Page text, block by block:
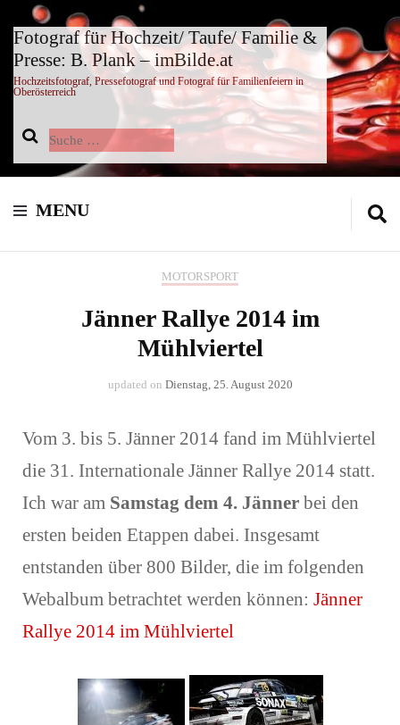
Fotograf für Hochzeit/ Taufe/ Familie &
Presse: B. Plank – imBilde.at
Hochzeitsfotograf, Pressefotograf und Fotograf für Familienfeiern in
Oberösterreich
Suche
nach:
MENU
MOTORSPORT
Jänner Rallye 2014 im
Mühlviertel
updated on Dienstag, 25. August 2020
Vom 3. bis 5. Jänner 2014 fand im Mühlviertel
die 31. Internationale Jänner Rallye 2014 statt.
Ich war am Samstag dem 4. Jänner bei den
ersten beiden Etappen dabei. Insgesamt
entstanden über 800 Bilder, die im folgenden
Webalbum betrachtet werden können: Jänner
Rallye 2014 im Mühlviertel